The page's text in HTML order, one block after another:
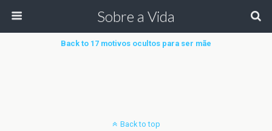
Sobre a Vida
Back to 17 motivos ocultos para ser mãe
Back to top